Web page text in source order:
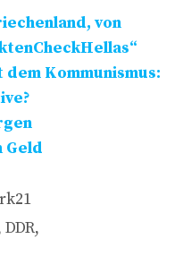
von
Kommunismus:
Geld
DDR,